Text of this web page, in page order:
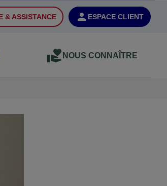
ESPACE CLIENT
& ASSISTANCE
NOUS CONNAÎTRE